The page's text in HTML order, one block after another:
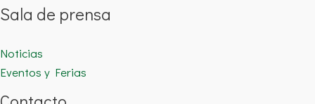
Sala de prensa
Noticias
Eventos y Ferias